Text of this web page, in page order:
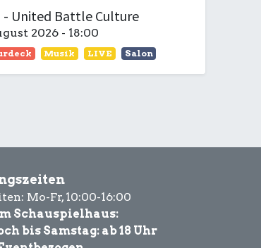
- United Battle Culture
2026 - 18:00
Musik LIVE Salon
Mo-Fr, 10:00-16:00
Schauspielhaus:
bis Samstag: ab 18 Uhr